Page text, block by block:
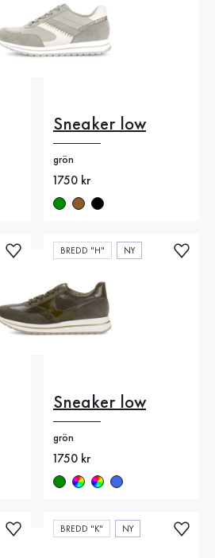
Sneaker low
grön
Nytt pris
1750 kr
BREDD "H" NY
Sneaker low
grön
Nytt pris
1750 kr
BREDD "K" NY